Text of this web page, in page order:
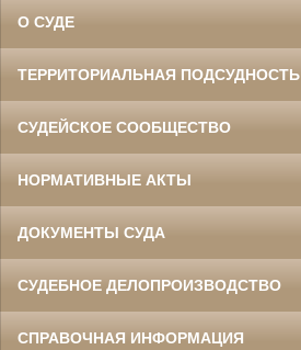
О СУДЕ
ТЕРРИТОРИАЛЬНАЯ ПОДСУДНОСТЬ
СУДЕЙСКОЕ СООБЩЕСТВО
НОРМАТИВНЫЕ АКТЫ
ДОКУМЕНТЫ СУДА
СУДЕБНОЕ ДЕЛОПРОИЗВОДСТВО
СПРАВОЧНАЯ ИНФОРМАЦИЯ